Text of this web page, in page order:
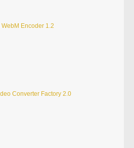
WebM Encoder 1.2
Converter Factory 2.0